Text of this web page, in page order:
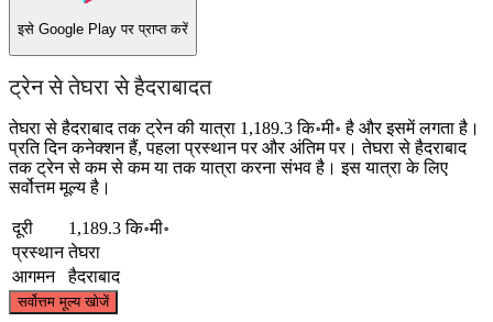
इसे Google Play पर प्राप्त करें
ट्रेन से तेघरा से हैदराबादत
तेघरा से हैदराबाद तक ट्रेन की यात्रा 1,189.3 कि॰मी॰ है और इसमें लगता है।
प्रति दिन कनेक्शन हैं, पहला प्रस्थान पर और अंतिम पर। तेघरा से हैदराबाद
तक ट्रेन से कम से कम या तक यात्रा करना संभव है। इस यात्रा के लिए
सर्वोत्तम मूल्य है।
दूरी
1,189.3 कि॰मी॰
प्रस्थान तेघरा
आगमन
हैदराबाद
सर्वोत्तम मूल्य खोजें